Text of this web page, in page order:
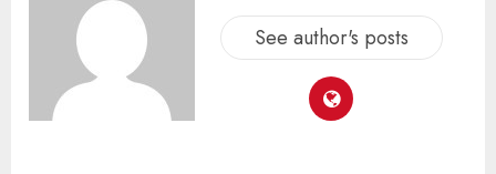
See author's posts